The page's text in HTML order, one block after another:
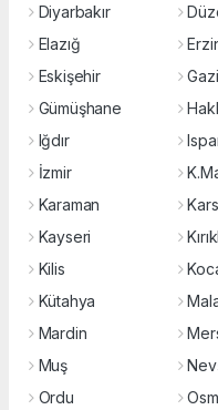
Diyarbakır
Elazığ
Eskişehir
Gümüşhane
Iğdır
İzmir
Karaman
Kars
Kayseri
Kilis
Kütahya
Mardin
Muş
Ordu